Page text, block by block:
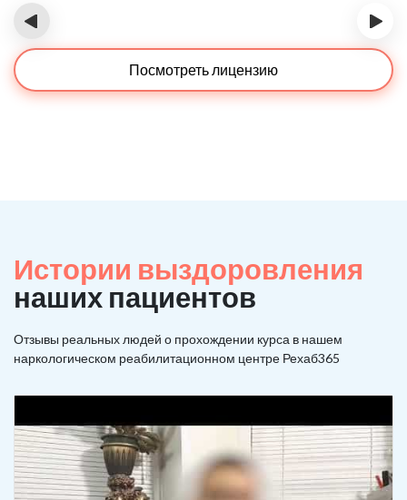
‹ ›
Посмотреть лицензию
Истории выздоровления
наших пациентов
Отзывы реальных людей о прохождении курса в нашем
наркологическом реабилитационном центре Рехаб365